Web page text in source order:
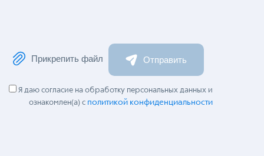
Прикрепить файл Отправить
Я даю согласие на обработку персональных данных и
ознакомлен(а) с политикой конфиденциальности